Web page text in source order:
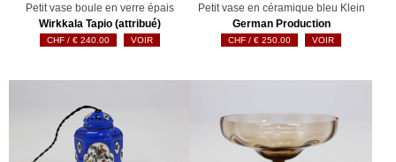
Petit vase boule en verre épais
Wirkkala Tapio (attribué)
€240.00 VOIR
Petit vase en céramique bleu Klein
German Production
€ 250.00 VOIR